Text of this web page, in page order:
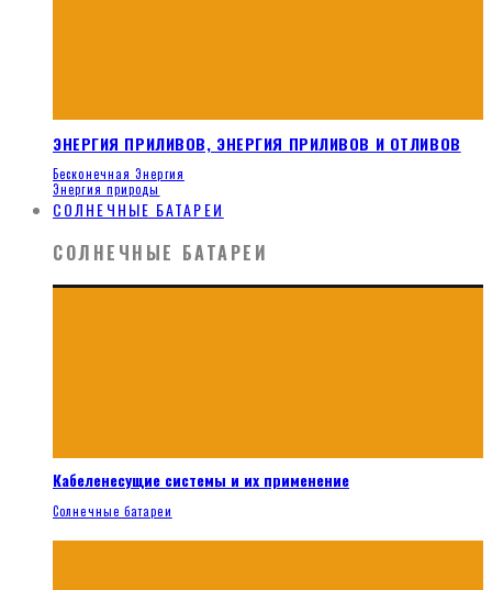
ЭНЕРГИЯ ПРИЛИВОВ, ЭНЕРГИЯ ПРИЛИВОВ И ОТЛИВОВ
Бесконечная Энергия
Энергия природы
СОЛНЕЧНЫЕ БАТАРЕИ
СОЛНЕЧНЫЕ БАТАРЕИ
Кабеленесущие системы и их применение
Солнечные батареи